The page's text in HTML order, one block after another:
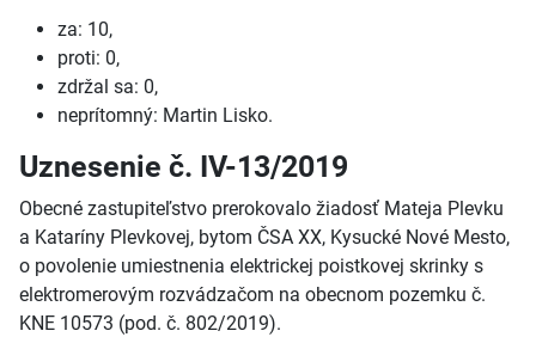
za: 10,
proti: 0,
zdržal sa: 0,
neprítomný: Martin Lisko.
Uznesenie č. IV-13/2019
Obecné zastupiteľstvo prerokovalo žiadosť Mateja Plevku
a Kataríny Plevkovej, bytom ČSA XX, Kysucké Nové Mesto,
o povolenie umiestnenia elektrickej poistkovej skrinky s
elektromerovým rozvádzačom na obecnom pozemku č.
KNE 10573 (pod. č. 802/2019).